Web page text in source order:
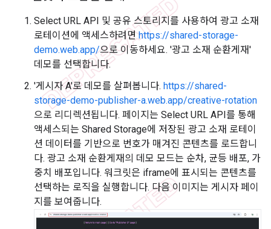
Select URL API 및 공유 스토리지를 사용하여 광고 소재
로테이션에 액세스하려면https://shared-storage-
demo.web.app/으로 이동하세요. '광고 소재 순환게재'
데모를 선택합니다.
'게시자 A'로 데모를 살펴봅니다. https://shared-
storage-demo-publisher-a.web.app/creative-rotation
으로 리디렉션됩니다. 페이지는 Select URL API를 통해
액세스되는 Shared Storage에 저장된 광고 소재 로테이
션 데이터를 기반으로 번호가 매겨진 콘텐츠를 로드합니
다. 광고 소재 순환게재의 데모 모드는 순차, 균등 배포, 가
중치 배포입니다. 워크릿은 iframe에 표시되는 콘텐츠를
선택하는 로직을 실행합니다. 다음 이미지는 게시자 페이
지를 보여줍니다.